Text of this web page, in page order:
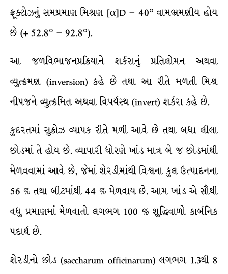
ફ્રૂક્ટોઝનું સમપ્રમાણ મિશ્રણ [α]D – 40° વામભ્રમણીય હોય
છે (+ 52.8° – 92.8°).
આ જળવિભાજનપ્રક્રિયાને શર્કરાનું પ્રતિલોમન અથવા
વ્યુત્ક્રમણ (inversion) કહે છે તથા આ રીતે મળતી મિશ્ર
નીપજને વ્યુત્ક્રમિત અથવા વિપર્યસ્થ (invert) શર્કરા કહે છે.
કુદરતમાં સુક્રોઝ વ્યાપક રીતે મળી આવે છે તથા બધા લીલા
છોડમાં તે હોય છે. વ્યાપારી ધોરણે ખાંડ માત્ર બે જ છોડમાંથી
મેળવવામાં આવે છે, જેમાં શેરડીમાંથી વિશ્વના કુલ ઉત્પાદનના
56 % તથા બીટમાંથી 44 % મેળવાય છે. આમ ખાંડ એ સૌથી
વધુ પ્રમાણમાં મેળવાતો લગભગ 100 % શુદ્ધિવાળો કાર્બનિક
પદાર્થ છે.
શેરડીનો છોડ (saccharum officinarum) લગભગ 1.3થી 8